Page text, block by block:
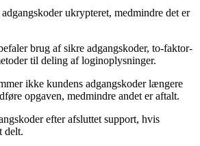
ukrypteret, medmindre det er
brug af sikre adgangskoder, to-faktor-
til deling af loginoplysninger.
ikke kundens adgangskoder længere
opgaven, medmindre andet er aftalt.
efter afsluttet support, hvis
delt.